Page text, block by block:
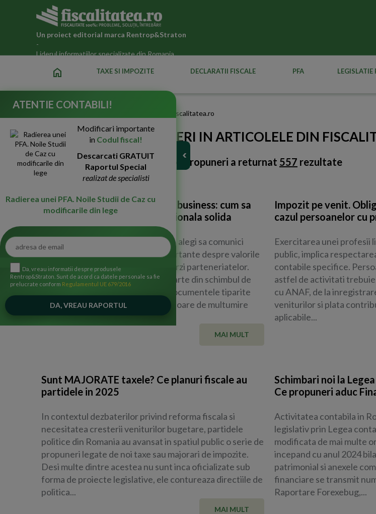
Un proiect editorial marca Rentrop&Straton
-
Liderul informatiilor specializate din Romania
home TAXE SI IMPOZITE DECLARATII FISCALE PFA LEGISLATIE
Stiri despre Propuneri in articolele din Fiscalitatea.ro
STIRI DESPRE PROPUNERI IN ARTICOLELE DIN
Cautarea in Fiscalitatea.ro dupa propuneri a returnat 557 rezultate
Eticheta in corespondenta de business: cum sa
construiesti o imagine profesionala solida
In relatiile de afaceri, modul in care alegi sa comunici
transmite partenerilor detalii importante despre valorile
tale si despre atentia pe care o acorzi parteneriatelor.
Desi digitalizarea a preluat mare parte din schimbul de
informatii, interactiunile fizice si documentele tiparite
raman repere de incredere. O scrisoare de multumire
scrisa de...
MAI MULT
Impozit pe venit.
cazul persoanelor cu
Exercitarea unei profesii
public, implica
contabile specifice.
astfel de activitati trebuie
cu ANAF, de la
veniturilor si plata
aplicabile...
Sunt MAJORATE taxele? Ce planuri fiscale au
partidele in 2025
In contextul dezbaterilor privind reforma fiscala si
necesitatea cresterii veniturilor bugetare, partidele
politice din Romania au avansat in spatiul public o serie de
propuneri legate de noi taxe sau majorari de impozite.
Desi multe dintre acestea nu sunt inca oficializate sub
forma de proiecte legislative, ele contureaza directiile de
politica...
MAI MULT
Schimbari noi la
Ce propuneri aduc
Activitatea contabila in
legislativ prin Legea
modificata de mai multe
incepand cu anul 2024
patrimonial si anexele
financiare se transmit
Raportare Forexebug,...
ATENTIE CONTABILI!
Modificari importante
in Codul fiscal!
Descarcati GRATUIT
Raportul Special
realizat de specialisti
Radierea unei PFA. Noile Studii de Caz cu
modificarile din lege
Da, vreau informatii despre produsele
Rentrop&Straton. Sunt de acord ca datele personale sa fie
prelucrate conform Regulamentul UE 679/2016